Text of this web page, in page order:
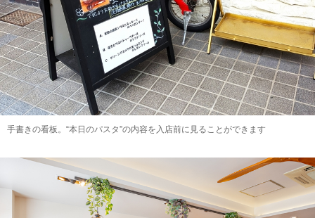
手書きの看板。“本日のパスタ”の内容を入店前に見ることができます